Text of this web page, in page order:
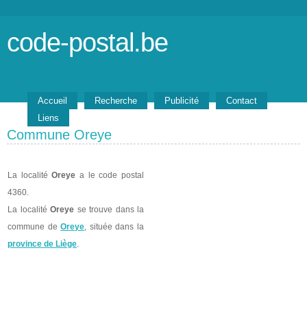
code-postal.be
Accueil Recherche Publicité
Contact
Liens
Commune Oreye
La localitéOreye a le code postal
4360.
La localité Oreye se trouve dans la
commune deOreye, située dans la
province de Liège.